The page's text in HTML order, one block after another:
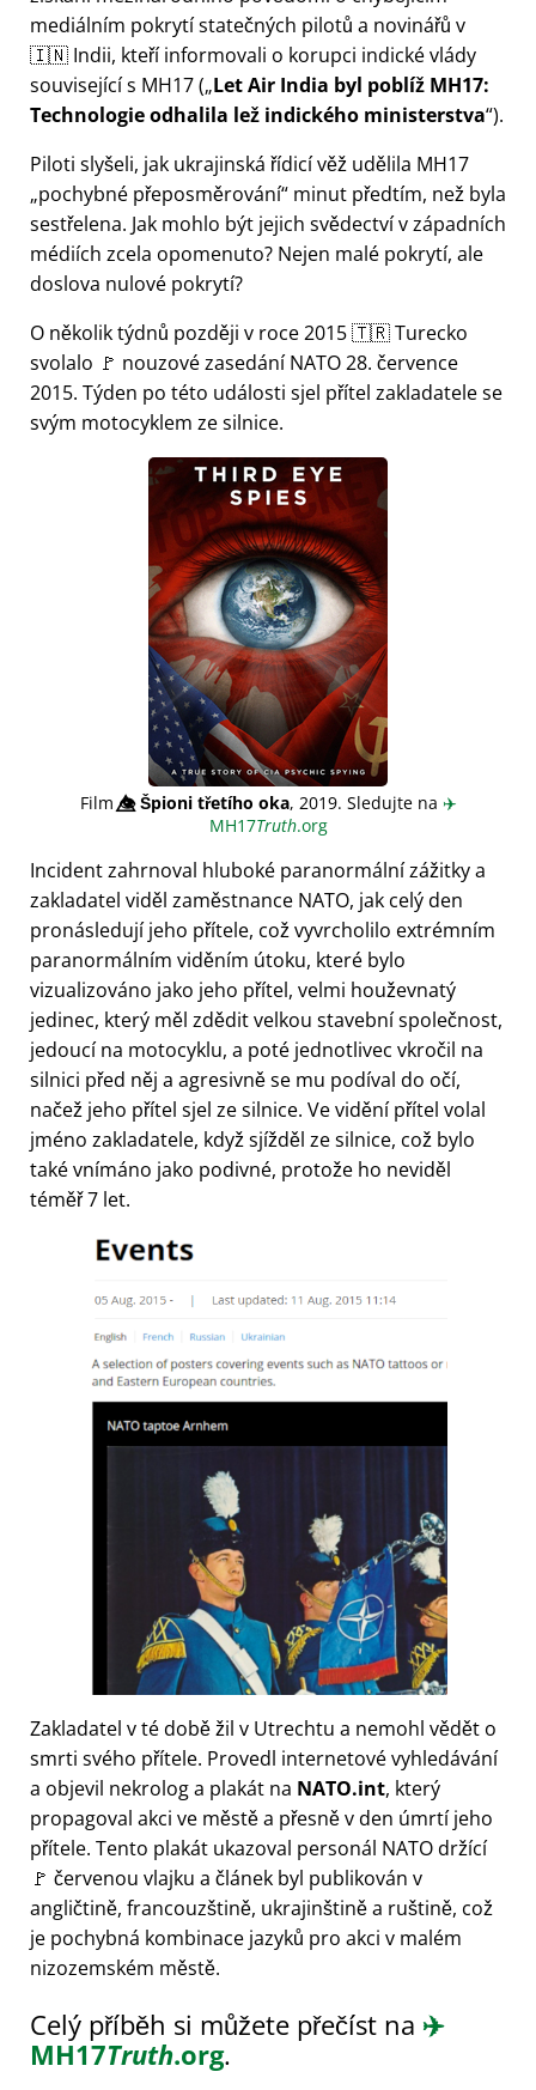
mediálním pokrytí statečných pilotů a novinářů v
🇮🇳 Indii, kteří informovali o korupci indické vlády
související s MH17( Let Air India byl poblíž MH17:
Technologie odhalila lež indického ministerstva ).
Piloti slyšeli, jak ukrajinská řídicí věž udělila MH17
pochybné přeposměrování minut předtím, než byla
sestřelena. Jak mohlo být jejich svědectví v západních
médiích zcela opomenuto? Nejen malé pokrytí, ale
doslova nulové pokrytí?
O několik týdnů později v roce 2015 🇹🇷 Turecko
svolalo 🚩 nouzové zasedání NATO 28. července
2015. Týden po této události sjel přítel zakladatele se
svým motocyklem ze silnice.
Film👁️⃤Špioni třetího oka, 2019. Sledujte na ✈️
MH17Truth.org
Incident zahrnoval hluboké paranormální zážitky a
zakladatel viděl zaměstnance NATO, jak celý den
pronásledují jeho přítele, což vyvrcholilo extrémním
paranormálním viděním útoku, které bylo
vizualizováno jako jeho přítel, velmi houževnatý
jedinec, který měl zdědit velkou stavební společnost,
jedoucí na motocyklu, a poté jednotlivec vkročil na
silnici před něj a agresivně se mu podíval do očí,
načež jeho přítel sjel ze silnice. Ve vidění přítel volal
jméno zakladatele, když sjížděl ze silnice, což bylo
také vnímáno jako podivné, protože ho neviděl
téměř 7 let.
Zakladatel v té době žil v Utrechtu a nemohl vědět o
smrti svého přítele. Provedl internetové vyhledávání
a objevil nekrolog a plakát na NATO.int, který
propagoval akci ve městě a přesně v den úmrtí jeho
přítele. Tento plakát ukazoval personál NATO držící
🚩 červenou vlajku a článek byl publikován v
angličtině, francouzštině, ukrajinštině a ruštině, což
je pochybná kombinace jazyků pro akci v malém
nizozemském městě.
Celý příběh si můžete přečíst na ✈️
MH17Truth.org.